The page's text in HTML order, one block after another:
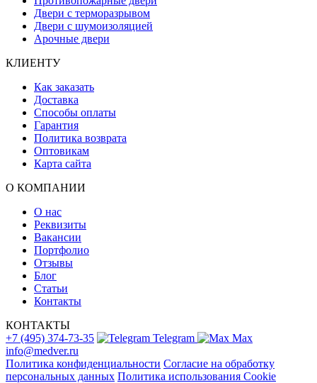
Двери с терморазрывом
Двери с шумоизоляцией
Арочные двери
КЛИЕНТУ
Как заказать
Доставка
Способы оплаты
Гарантия
Политика возврата
Оптовикам
Карта сайта
О КОМПАНИИ
О нас
Реквизиты
Вакансии
Портфолио
Отзывы
Блог
Статьи
Контакты
КОНТАКТЫ
+7 (495) 374-73-35
Telegram
Max
info@medver.ru
Политика конфиденциальности Согласие на обработку
персональных данных Политика использования Cookie